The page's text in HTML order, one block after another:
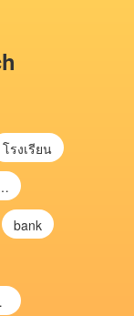
โรงเรียน
วิดีโอ การประกอบมุ้ง
bank
ระมูล”